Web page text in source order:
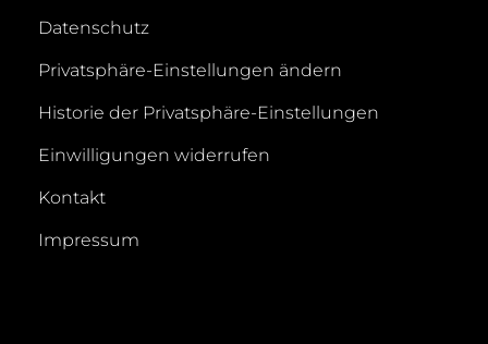
Datenschutz
Privatsphäre-Einstellungen ändern
Historie der Privatsphäre-Einstellungen
Einwilligungen widerrufen
Kontakt
Impressum